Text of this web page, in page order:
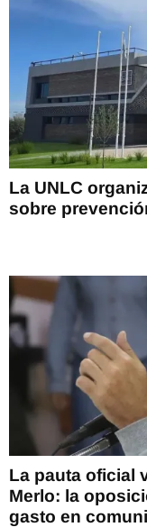
La UNLC
sobre
La pauta oficial
Merlo: la
gasto en